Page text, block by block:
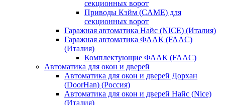
секционных ворот
Приводы Кэйм (CAME) для
секционных ворот
Гаражная автоматика Найс (NICE) (Италия)
Гаражная автоматика ФААК (FAAC)
(Италия)
Комплектующие ФААК (FAAC)
Автоматика для окон и дверей
Автоматика для окон и дверей Дорхан
(DoorHan) (Россия)
Автоматика для окон и дверей Найс (Nice)
(Италия)